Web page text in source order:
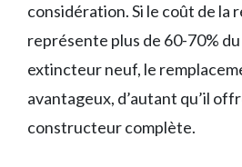
considération. Si le coût de la
représente plus de 60-70% du
extincteur neuf, le
avantageux, d’autant qu’il
constructeur complète.